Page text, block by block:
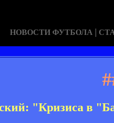
НОВОСТИ ФУТБОЛА |
"Кризиса в